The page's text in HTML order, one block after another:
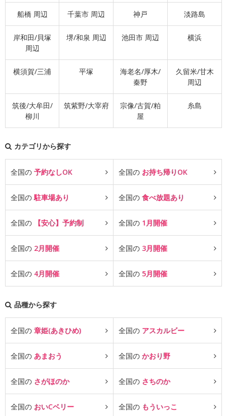
船橋 周辺 千葉市 周辺 神戸 淡路島
岸和田/貝塚
周辺
堺/和泉 周辺 池田市 周辺 横浜
横須賀/三浦 平塚
海老名/厚木/
秦野
久留米/甘木
周辺
筑後/大牟田/
柳川
筑紫野/大宰府
宗像/古賀/粕
屋
糸島
カテゴリから探す
全国の 予約なしOK 全国の お持ち帰りOK
全国の駐車場あり 全国の 食べ放題あり
全国の 【安心】予約制 全国の 1月開催
全国の 2月開催 全国の 3月開催
全国の 4月開催 全国の 5月開催
品種から探す
全国の 章姫(あきひめ) 全国の アスカルビー
全国の あまおう 全国の かおり野
全国の さがほのか 全国の さちのか
全国の おいCベリー 全国の もういっこ